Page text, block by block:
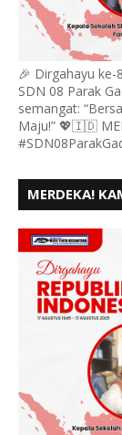
🎉 Dirgahayu ke-
SDN 08 Parak
semangat:
Maju!” 💖🇮🇩
MERDEKA!